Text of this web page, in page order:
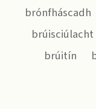
brónfháscadh
brúisciúlacht
brúitín